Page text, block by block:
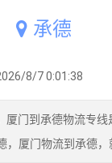
承德
8/7 0:01:38
门到承德物流专
厦门物流到承德，